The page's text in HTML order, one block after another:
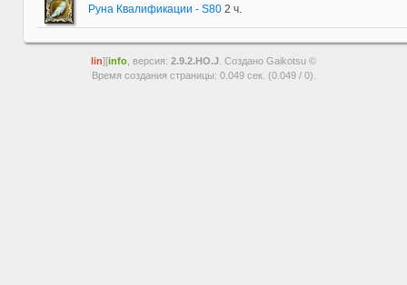
Руна Квалификации - S80 2 ч.
lin][info , версия: 2.9.2.HO.J . Создано Gaikotsu ©
Время создания страницы: 0.049 сек. (0.049 / 0).